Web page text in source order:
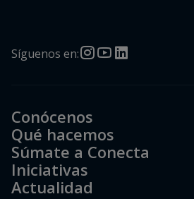
Síguenos en:
Conócenos
Qué hacemos
Súmate a Conecta
Iniciativas
Actualidad